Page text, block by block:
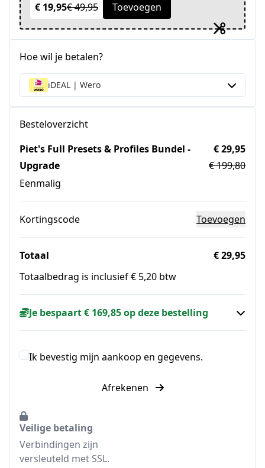
€ 19,95€ 49,95 Toevoegen
Hoe wil je betalen?
iDEAL | Wero
Besteloverzicht
Piet's Full Presets & Profiles Bundel -
Upgrade
Eenmalig
€ 29,95
€ 199,80
Kortingscode Toevoegen
Totaal
€ 29,95
Totaalbedrag is inclusief € 5,20 btw
Je bespaart € 169,85 op deze bestelling
Ik bevestig mijn aankoop en gegevens.
Afrekenen
Veilige betaling
Verbindingen zijn
versleuteld met SSL.